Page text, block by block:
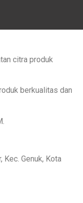
citra produk
berkualitas dan
Genuk, Kota